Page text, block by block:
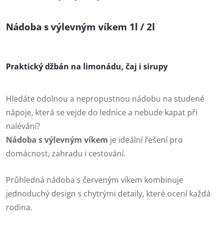
Nádoba s výlevným víkem 1l / 2l
Praktický džbán na limonádu, čaj i sirupy
Hledáte odolnou a nepropustnou nádobu na studené
nápoje, která se vejde do lednice a nebude kapat při
nalévání?
Nádoba s výlevným víkem je ideální řešení pro
domácnost, zahradu i cestování.
Průhledná nádoba s červeným víkem kombinuje
jednoduchý design s chytrými detaily, které ocení každá
rodina.